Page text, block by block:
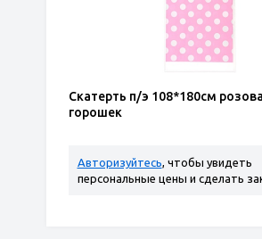
Скатерть п/э 108*180см
горошек
Авторизуйтесь, чтобы увидеть
персональные цены и сделать